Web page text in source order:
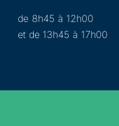
de 8h45 à 12h00
et de 13h45 à 17h00